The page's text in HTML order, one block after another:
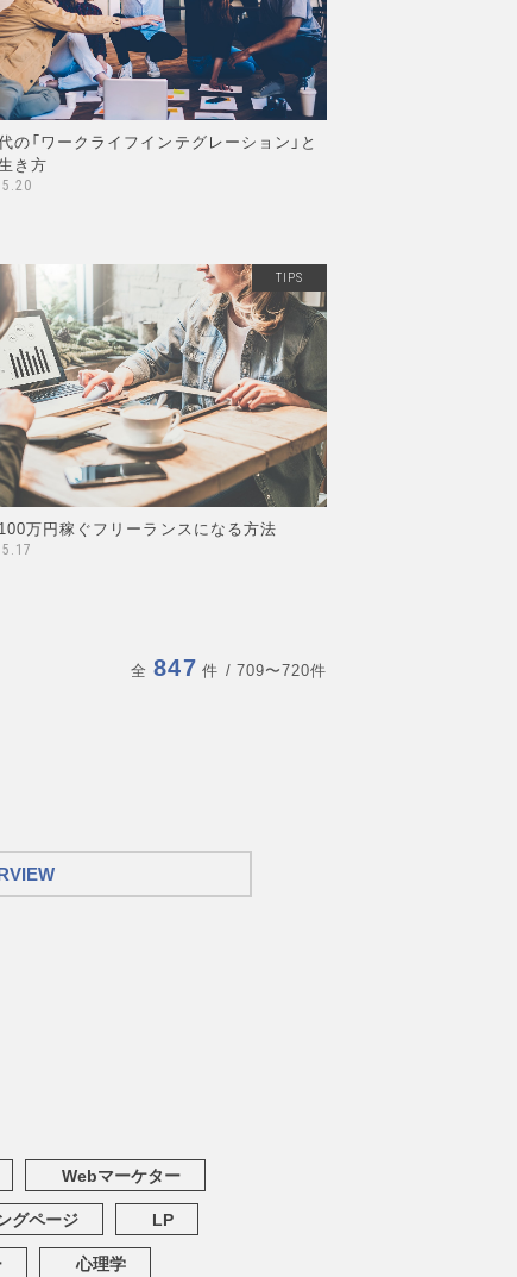
の「ワークライフインテグレーション」と
き方
TIPS
万円稼ぐフリーランスになる方法
全 847 件 / 709〜720件
Webマーケター
グページ
LP
心理学